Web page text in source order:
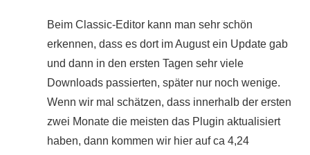
Beim Classic-Editor kann man sehr schön
erkennen, dass es dort im August ein Update gab
und dann in den ersten Tagen sehr viele
Downloads passierten, später nur noch wenige.
Wenn wir mal schätzen, dass innerhalb der ersten
zwei Monate die meisten das Plugin aktualisiert
haben, dann kommen wir hier auf ca 4,24